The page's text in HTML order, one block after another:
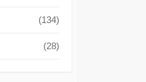
(134)
(28)